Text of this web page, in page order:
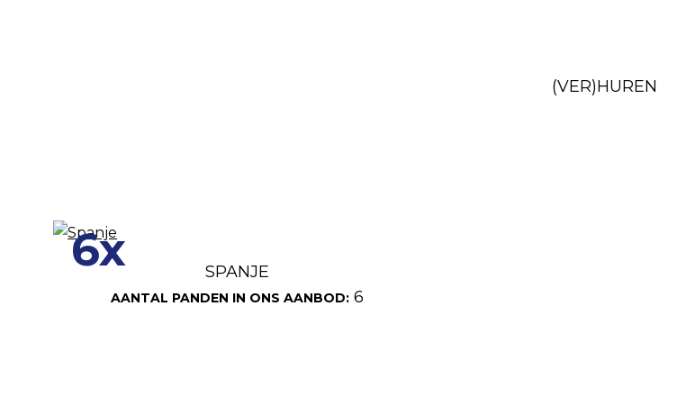
(VER)HUREN
6x SPANJE
AANTAL PANDEN IN ONS AANBOD:6